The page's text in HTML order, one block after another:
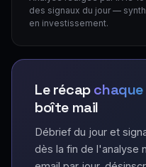
des signaux du jour —
en investissement.
Le récap
boîte mail
Débrief du jour et
dès la fin de l'analyse